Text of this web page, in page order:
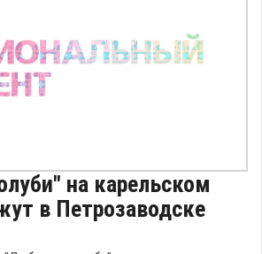
на карельском
в Петрозаводске